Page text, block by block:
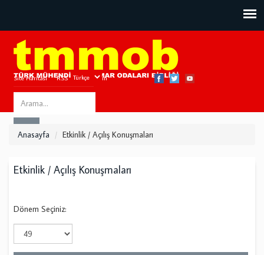
Site Haritası RSS Bize Ulaşın
Search
this
Anasayfa Etkinlik / Açılış Konuşmaları
Etkinlik / Açılış Konuşmaları
Dönem Seçiniz: